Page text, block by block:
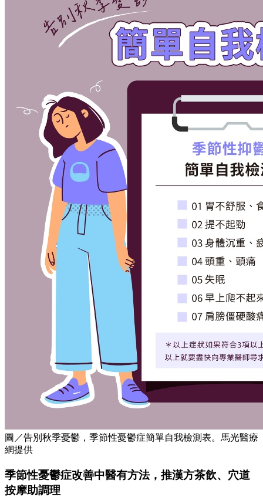
圖／告別秋季憂鬱，季節性憂鬱症簡單自我檢測表。馬光醫療
網提供
季節性憂鬱症改善中醫有方法，推漢方茶飲、穴道
按摩助調理